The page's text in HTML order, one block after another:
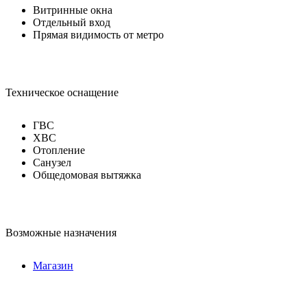
Витринные окна
Отдельный вход
Прямая видимость от метро
Техническое оснащение
ГВС
ХВС
Отопление
Санузел
Общедомовая вытяжка
Возможные назначения
Магазин